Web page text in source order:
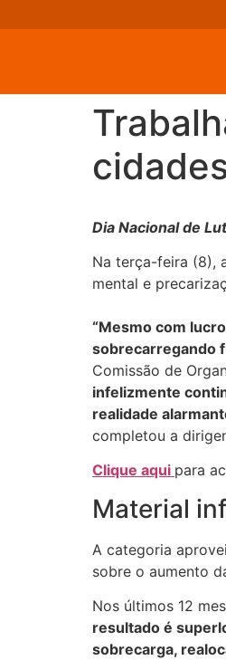
Dia Nacional de
Na terça-feira (8),
mental e
“Mesmo com
sobrecarregando
Comissão de
infelizmente
realidade
completou a
Clique aqui para
Material
A categoria
sobre o aumento
Nos últimos 12
resultado é
sobrecarga,